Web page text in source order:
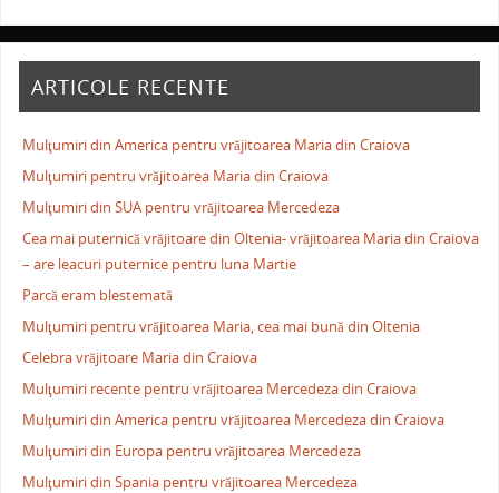
ARTICOLE RECENTE
Mulţumiri din America pentru vrăjitoarea Maria din Craiova
Mulţumiri pentru vrăjitoarea Maria din Craiova
Mulţumiri din SUA pentru vrăjitoarea Mercedeza
Cea mai puternică vrăjitoare din Oltenia- vrăjitoarea Maria din Craiova
– are leacuri puternice pentru luna Martie
Parcă eram blestemată
Mulţumiri pentru vrăjitoarea Maria, cea mai bună din Oltenia
Celebra vrăjitoare Maria din Craiova
Mulţumiri recente pentru vrăjitoarea Mercedeza din Craiova
Mulţumiri din America pentru vrăjitoarea Mercedeza din Craiova
Mulţumiri din Europa pentru vrăjitoarea Mercedeza
Mulţumiri din Spania pentru vrăjitoarea Mercedeza